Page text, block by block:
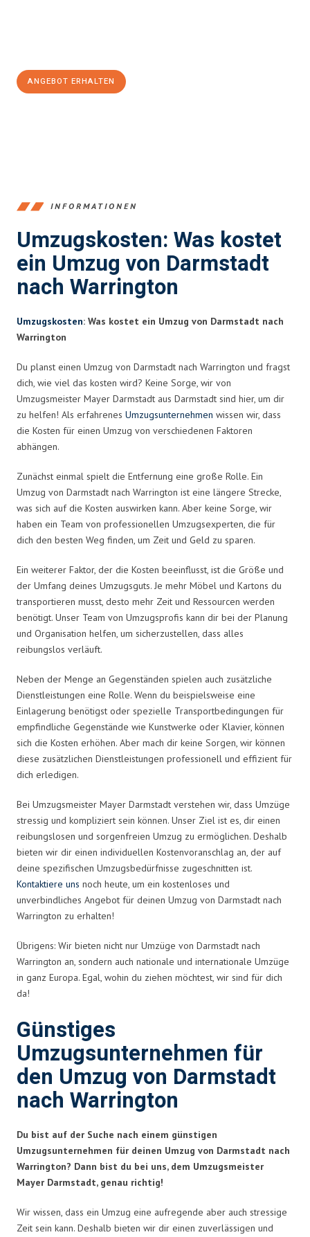
ANGEBOT ERHALTEN
INFORMATIONEN
Umzugskosten: Was kostet
ein Umzug von Darmstadt
nach Warrington
Umzugskosten: Was kostet ein Umzug von Darmstadt nach
Warrington
Du planst einen Umzug von Darmstadt nach Warrington und fragst
dich, wie viel das kosten wird? Keine Sorge, wir von
Umzugsmeister Mayer Darmstadt aus Darmstadt sind hier, um dir
zu helfen! Als erfahrenes Umzugsunternehmen wissen wir, dass
die Kosten für einen Umzug von verschiedenen Faktoren
abhängen.
Zunächst einmal spielt die Entfernung eine große Rolle. Ein
Umzug von Darmstadt nach Warrington ist eine längere Strecke,
was sich auf die Kosten auswirken kann. Aber keine Sorge, wir
haben ein Team von professionellen Umzugsexperten, die für
dich den besten Weg finden, um Zeit und Geld zu sparen.
Ein weiterer Faktor, der die Kosten beeinflusst, ist die Größe und
der Umfang deines Umzugsguts. Je mehr Möbel und Kartons du
transportieren musst, desto mehr Zeit und Ressourcen werden
benötigt. Unser Team von Umzugsprofis kann dir bei der Planung
und Organisation helfen, um sicherzustellen, dass alles
reibungslos verläuft.
Neben der Menge an Gegenständen spielen auch zusätzliche
Dienstleistungen eine Rolle. Wenn du beispielsweise eine
Einlagerung benötigst oder spezielle Transportbedingungen für
empfindliche Gegenstände wie Kunstwerke oder Klavier, können
sich die Kosten erhöhen. Aber mach dir keine Sorgen, wir können
diese zusätzlichen Dienstleistungen professionell und effizient für
dich erledigen.
Bei Umzugsmeister Mayer Darmstadt verstehen wir, dass Umzüge
stressig und kompliziert sein können. Unser Ziel ist es, dir einen
reibungslosen und sorgenfreien Umzug zu ermöglichen. Deshalb
bieten wir dir einen individuellen Kostenvoranschlag an, der auf
deine spezifischen Umzugsbedürfnisse zugeschnitten ist.
Kontaktiere uns noch heute, um ein kostenloses und
unverbindliches Angebot für deinen Umzug von Darmstadt nach
Warrington zu erhalten!
Übrigens: Wir bieten nicht nur Umzüge von Darmstadt nach
Warrington an, sondern auch nationale und internationale Umzüge
in ganz Europa. Egal, wohin du ziehen möchtest, wir sind für dich
da!
Günstiges
Umzugsunternehmen für
den Umzug von Darmstadt
nach Warrington
Du bist auf der Suche nach einem günstigen
Umzugsunternehmen für deinen Umzug von Darmstadt nach
Warrington? Dann bist du bei uns, dem Umzugsmeister
Mayer Darmstadt, genau richtig!
Wir wissen, dass ein Umzug eine aufregende aber auch stressige
Zeit sein kann. Deshalb bieten wir dir einen zuverlässigen und